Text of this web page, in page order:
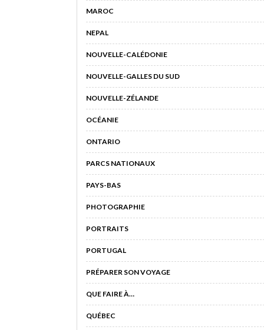
MAROC
NEPAL
NOUVELLE-CALÉDONIE
NOUVELLE-GALLES DU SUD
NOUVELLE-ZÉLANDE
OCÉANIE
ONTARIO
PARCS NATIONAUX
PAYS-BAS
PHOTOGRAPHIE
PORTRAITS
PORTUGAL
PRÉPARER SON VOYAGE
QUE FAIRE À…
QUÉBEC